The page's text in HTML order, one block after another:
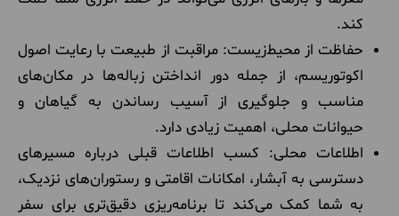
کند.
حفاظت از محیط‌زیست: مراقبت از طبیعت با رعایت اصول
اکوتوریسم، از جمله دور انداختن زباله‌ها در مکان‌های
مناسب و جلوگیری از آسیب ‌رساندن به گیاهان و
حیوانات محلی، اهمیت زیادی دارد.
اطلاعات محلی: کسب اطلاعات قبلی درباره مسیرهای
دسترسی به آبشار، امکانات اقامتی و رستوران‌های نزدیک،
به شما کمک می‌کند تا برنامه‌ریزی دقیق‌تری برای سفر